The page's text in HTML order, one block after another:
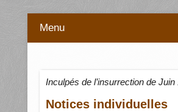
Menu
Inculpés de l’insurrection de Juin
Notices individuelles